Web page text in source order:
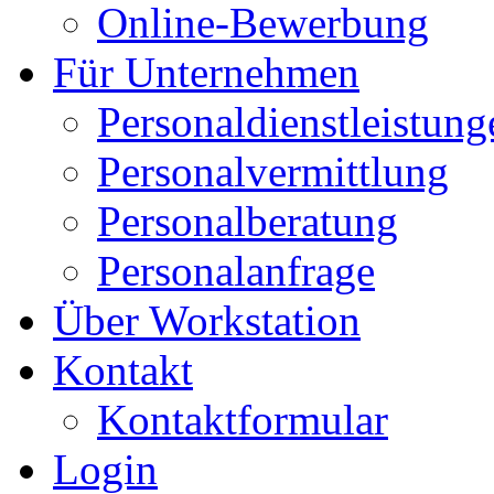
Online-Bewerbung
Für Unternehmen
Personalvermittlung
Personalberatung
Personalanfrage
Über Workstation
Kontakt
Kontaktformular
Login